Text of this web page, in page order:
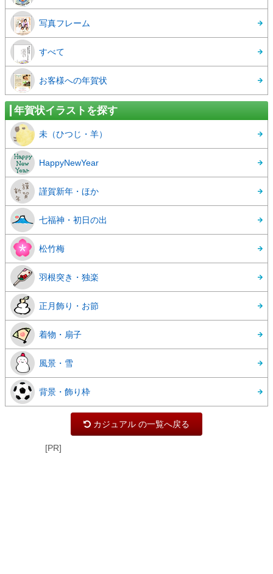
写真フレーム
すべて
お客様への年賀状
年賀状イラストを探す
未（ひつじ・羊）
HappyNewYear
謹賀新年・ほか
七福神・初日の出
松竹梅
羽根突き・独楽
正月飾り・お節
着物・扇子
風景・雪
背景・飾り枠
カジュアル の一覧へ戻る
[PR]